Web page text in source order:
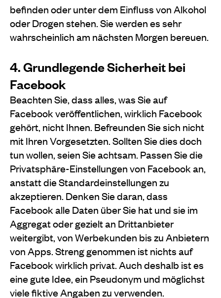
befinden oder unter dem Einfluss von Alkohol
oder Drogen stehen. Sie werden es sehr
wahrscheinlich am nächsten Morgen bereuen.
4. Grundlegende Sicherheit bei
Facebook
Beachten Sie, dass alles, was Sie auf
Facebook veröffentlichen, wirklich Facebook
gehört, nicht Ihnen. Befreunden Sie sich nicht
mit Ihren Vorgesetzten. Sollten Sie dies doch
tun wollen, seien Sie achtsam. Passen Sie die
Privatsphäre-Einstellungen von Facebook an,
anstatt die Standardeinstellungen zu
akzeptieren. Denken Sie daran, dass
Facebook alle Daten über Sie hat und sie im
Aggregat oder gezielt an Drittanbieter
weitergibt, von Werbekunden bis zu Anbietern
von Apps. Streng genommen ist nichts auf
Facebook wirklich privat. Auch deshalb ist es
eine gute Idee, ein Pseudonym und möglichst
viele fiktive Angaben zu verwenden.